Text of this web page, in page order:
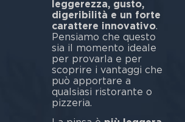
leggerezza, gusto,
digeribilità e un forte
carattere innovativo.
Pensiamo che questo
sia il momento ideale
per provarla e per
scoprire i vantaggi che
può apportare a
qualsiasi ristorante o
pizzeria.